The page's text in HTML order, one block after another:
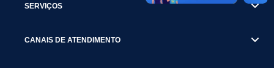
SERVIÇOS
CANAIS DE ATENDIMENTO